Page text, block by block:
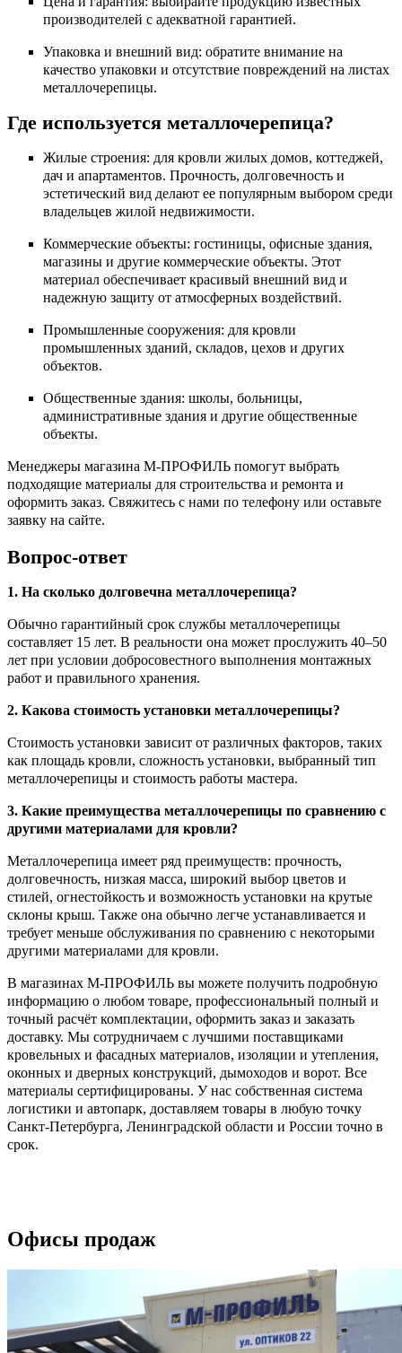
производителей с адекватной гарантией.
Упаковка и внешний вид: обратите внимание на
качество упаковки и отсутствие повреждений на листах
металлочерепицы.
Где используется металлочерепица?
Жилые строения: для кровли жилых домов, коттеджей,
дач и апартаментов. Прочность, долговечность и
эстетический вид делают ее популярным выбором среди
владельцев жилой недвижимости.
Коммерческие объекты: гостиницы, офисные здания,
магазины и другие коммерческие объекты. Этот
материал обеспечивает красивый внешний вид и
надежную защиту от атмосферных воздействий.
Промышленные сооружения: для кровли
промышленных зданий, складов, цехов и других
объектов.
Общественные здания: школы, больницы,
административные здания и другие общественные
объекты.
Менеджеры магазина М-ПРОФИЛЬ помогут выбрать
подходящие материалы для строительства и ремонта и
оформить заказ. Свяжитесь с нами по телефону или оставьте
заявку на сайте.
Вопрос-ответ
1. На сколько долговечна металлочерепица?
Обычно гарантийный срок службы металлочерепицы
составляет 15 лет. В реальности она может прослужить 40–50
лет при условии добросовестного выполнения монтажных
работ и правильного хранения.
2. Какова стоимость установки металлочерепицы?
Стоимость установки зависит от различных факторов, таких
как площадь кровли, сложность установки, выбранный тип
металлочерепицы и стоимость работы мастера.
3. Какие преимущества металлочерепицы по сравнению с
другими материалами для кровли?
Металлочерепица имеет ряд преимуществ: прочность,
долговечность, низкая масса, широкий выбор цветов и
стилей, огнестойкость и возможность установки на крутые
склоны крыш. Также она обычно легче устанавливается и
требует меньше обслуживания по сравнению с некоторыми
другими материалами для кровли.
В магазинах М-ПРОФИЛЬ вы можете получить подробную
информацию о любом товаре, профессиональный полный и
точный расчёт комплектации, оформить заказ и заказать
доставку. Мы сотрудничаем с лучшими поставщиками
кровельных и фасадных материалов, изоляции и утепления,
оконных и дверных конструкций, дымоходов и ворот. Все
материалы сертифицированы. У нас собственная система
логистики и автопарк, доставляем товары в любую точку
Санкт-Петербурга, Ленинградской области и России точно в
срок.
Офисы продаж